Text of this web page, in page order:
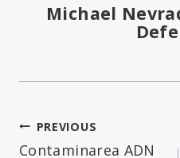
Michael
Navigare
PREVIOUS
Contaminarea ADN